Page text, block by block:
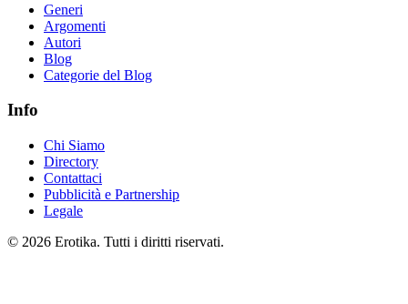
Generi
Argomenti
Autori
Blog
Categorie del Blog
Info
Chi Siamo
Directory
Contattaci
Pubblicità e Partnership
Legale
© 2026 Erotika. Tutti i diritti riservati.